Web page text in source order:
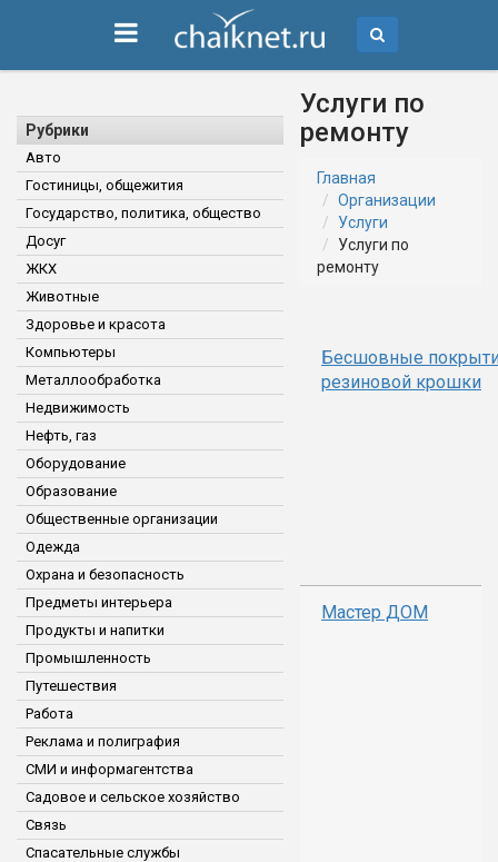
Рубрики
Авто
Гостиницы, общежития
Государство, политика, общество
Досуг
ЖКХ
Животные
Здоровье и красота
Компьютеры
Металлообработка
Недвижимость
Нефть, газ
Оборудование
Образование
Общественные организации
Одежда
Охрана и безопасность
Предметы интерьера
Продукты и напитки
Промышленность
Путешествия
Работа
Реклама и полиграфия
СМИ и информагентства
Садовое и сельское хозяйство
Связь
Спасательные службы
Услуги по
ремонту
Главная
Организации
Услуги
Услуги по
ремонту
Бесшовные
резиновой крошки
Мастер ДОМ